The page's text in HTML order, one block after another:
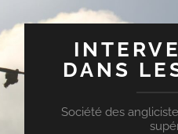
DANS
Société des